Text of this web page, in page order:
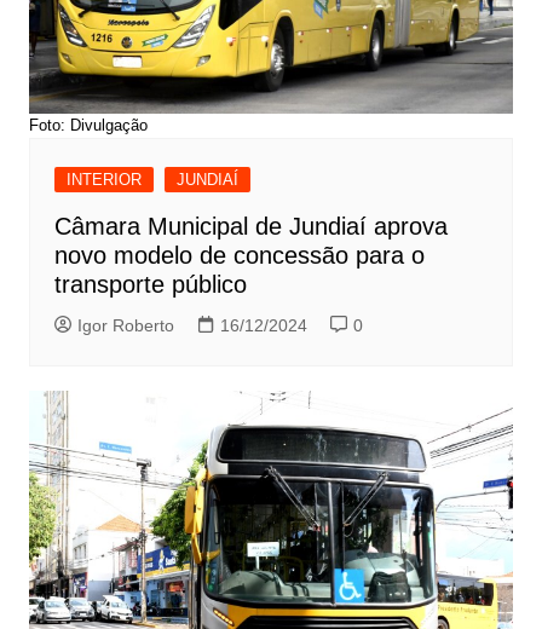
Foto: Divulgação
INTERIOR JUNDIAÍ
Câmara Municipal de Jundiaí aprova
novo modelo de concessão para o
transporte público
Igor Roberto 16/12/2024 0